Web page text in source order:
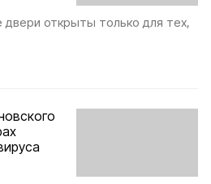
двери открыты только для тех,